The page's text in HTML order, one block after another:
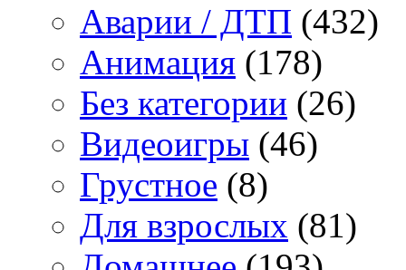
Аварии / ДТП (432)
Анимация (178)
Без категории (26)
Видеоигры (46)
Грустное (8)
Для взрослых (81)